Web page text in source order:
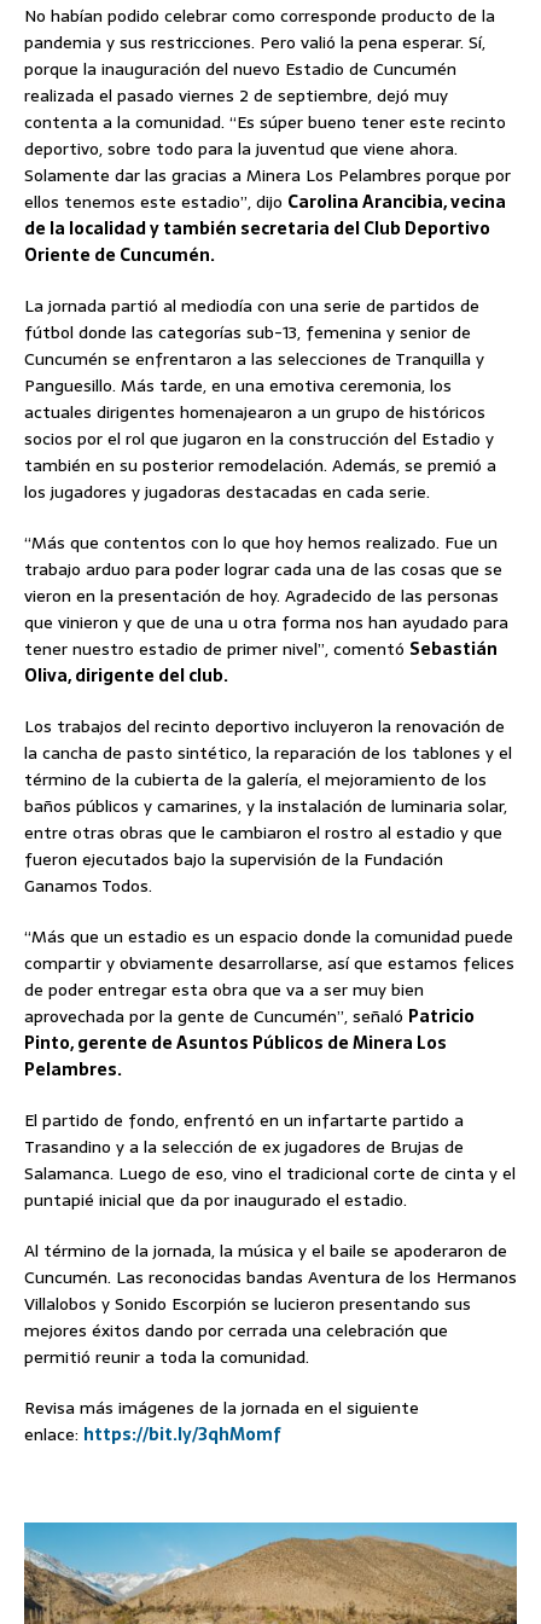
No habían podido celebrar como corresponde producto de la
pandemia y sus restricciones. Pero valió la pena esperar. Sí,
porque la inauguración del nuevo Estadio de Cuncumén
realizada el pasado viernes 2 de septiembre, dejó muy
contenta a la comunidad. “Es súper bueno tener este recinto
deportivo, sobre todo para la juventud que viene ahora.
Solamente dar las gracias a Minera Los Pelambres porque por
ellos tenemos este estadio”, dijo Carolina Arancibia, vecina
de la localidad y también secretaria del Club Deportivo
Oriente de Cuncumén.
La jornada partió al mediodía con una serie de partidos de
fútbol donde las categorías sub-13, femenina y senior de
Cuncumén se enfrentaron a las selecciones de Tranquilla y
Panguesillo. Más tarde, en una emotiva ceremonia, los
actuales dirigentes homenajearon a un grupo de históricos
socios por el rol que jugaron en la construcción del Estadio y
también en su posterior remodelación. Además, se premió a
los jugadores y jugadoras destacadas en cada serie.
“Más que contentos con lo que hoy hemos realizado. Fue un
trabajo arduo para poder lograr cada una de las cosas que se
vieron en la presentación de hoy. Agradecido de las personas
que vinieron y que de una u otra forma nos han ayudado para
tener nuestro estadio de primer nivel”, comentó Sebastián
Oliva, dirigente del club.
Los trabajos del recinto deportivo incluyeron la renovación de
la cancha de pasto sintético, la reparación de los tablones y el
término de la cubierta de la galería, el mejoramiento de los
baños públicos y camarines, y la instalación de luminaria solar,
entre otras obras que le cambiaron el rostro al estadio y que
fueron ejecutados bajo la supervisión de la Fundación
Ganamos Todos.
“Más que un estadio es un espacio donde la comunidad puede
compartir y obviamente desarrollarse, así que estamos felices
de poder entregar esta obra que va a ser muy bien
aprovechada por la gente de Cuncumén”, señaló Patricio
Pinto, gerente de Asuntos Públicos de Minera Los
Pelambres.
El partido de fondo, enfrentó en un infartarte partido a
Trasandino y a la selección de ex jugadores de Brujas de
Salamanca. Luego de eso, vino el tradicional corte de cinta y el
puntapié inicial que da por inaugurado el estadio.
Al término de la jornada, la música y el baile se apoderaron de
Cuncumén. Las reconocidas bandas Aventura de los Hermanos
Villalobos y Sonido Escorpión se lucieron presentando sus
mejores éxitos dando por cerrada una celebración que
permitió reunir a toda la comunidad.
Revisa más imágenes de la jornada en el siguiente
enlace: https://bit.ly/3qhMomf